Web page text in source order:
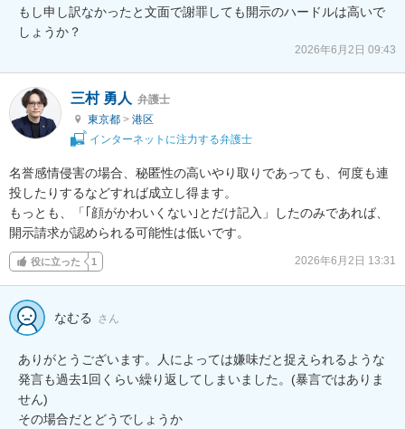
もし申し訳なかったと文面で謝罪しても開示のハードルは高いで
しょうか？
2026年6月2日 09:43
三村 勇人 弁護士
東京都 > 港区
インターネットに注力する弁護士
名誉感情侵害の場合、秘匿性の高いやり取りであっても、何度も連
投したりするなどすれば成立し得ます。
もっとも、「｢顔がかわいくない｣とだけ記入」したのみであれば、
開示請求が認められる可能性は低いです。
役に立った 1 2026年6月2日 13:31
なむる さん
ありがとうございます。人によっては嫌味だと捉えられるような
発言も過去1回くらい繰り返してしまいました。(暴言ではありま
せん)